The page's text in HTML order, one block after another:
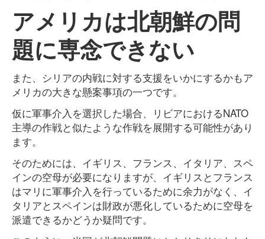
アメリカは北朝鮮の問
題に専念できない
また、シリアの内戦に対する支援をいかにするかもア
メリカの大きな懸案事項の一つです。
仮に軍事介入を選択した場合、リビアにおけるNATO
主導の作戦と似たような作戦を展開する可能性があり
ます。
そのためには、イギリス、フランス、イタリア、スペ
インの空母が必要になりますが、イギリスとフランス
はマリに軍事介入を行っているために余力がなく、イ
タリアとスペインは財政が悪化しているために空母を
派遣できるかどうか疑問です。